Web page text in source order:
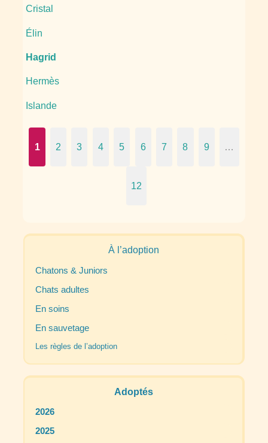
Cristal
Élin
Hagrid
Hermès
Islande
1 2 3 4 5 6 7 8 9 …
12
À l’adoption
Chatons & Juniors
Chats adultes
En soins
En sauvetage
Les règles de l’adoption
Adoptés
2026
2025